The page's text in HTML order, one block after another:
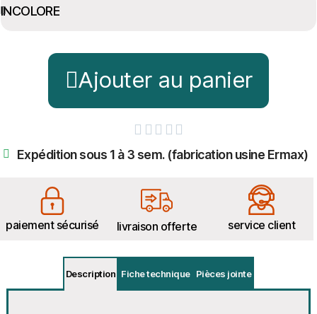
Ajouter au panier
    
Expédition sous 1 à 3 sem. (fabrication usine Ermax)
paiement sécurisé livraison offerte service client
Description Fiche technique Pièces jointe